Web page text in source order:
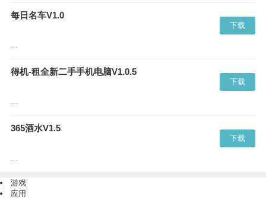
每日名车V1.0
...
下载
得机-租全新二手手机电脑V1.0.5
...
下载
365酒水V1.5
...
下载
游戏
应用